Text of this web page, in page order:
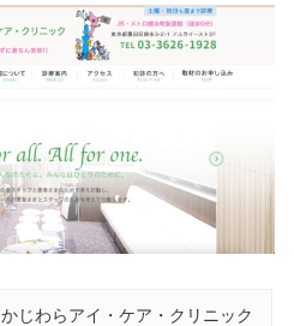
かじわらアイ・ケア・クリニック